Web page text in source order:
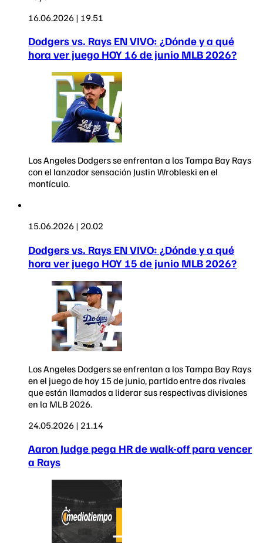
16.06.2026 | 19.51
Dodgers vs. Rays EN VIVO: ¿Dónde y a qué
hora ver juego HOY 16 de junio MLB 2026?
Los Angeles Dodgers se enfrentan a los Tampa Bay Rays
con el lanzador sensación Justin Wrobleski en el
montículo.
15.06.2026 | 20.02
Dodgers vs. Rays EN VIVO: ¿Dónde y a qué
hora ver juego HOY 15 de junio MLB 2026?
Los Angeles Dodgers se enfrentan a los Tampa Bay Rays
en el juego de hoy 15 de junio, partido entre dos rivales
que están llamados a liderar sus respectivas divisiones
en la MLB 2026.
24.05.2026 | 21.14
Aaron Judge pega HR de walk-off para vencer
a Rays